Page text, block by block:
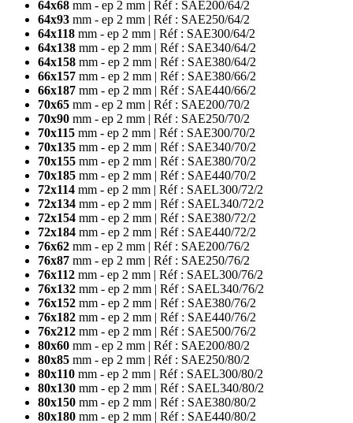
64x68 mm - ep 2 mm | Réf : SAE200/64/2
64x93 mm - ep 2 mm | Réf : SAE250/64/2
64x118 mm - ep 2 mm | Réf : SAE300/64/2
64x138 mm - ep 2 mm | Réf : SAE340/64/2
64x158 mm - ep 2 mm | Réf : SAE380/64/2
66x157 mm - ep 2 mm | Réf : SAE380/66/2
66x187 mm - ep 2 mm | Réf : SAE440/66/2
70x65 mm - ep 2 mm | Réf : SAE200/70/2
70x90 mm - ep 2 mm | Réf : SAE250/70/2
70x115 mm - ep 2 mm | Réf : SAE300/70/2
70x135 mm - ep 2 mm | Réf : SAE340/70/2
70x155 mm - ep 2 mm | Réf : SAE380/70/2
70x185 mm - ep 2 mm | Réf : SAE440/70/2
72x114 mm - ep 2 mm | Réf : SAEL300/72/2
72x134 mm - ep 2 mm | Réf : SAEL340/72/2
72x154 mm - ep 2 mm | Réf : SAE380/72/2
72x184 mm - ep 2 mm | Réf : SAE440/72/2
76x62 mm - ep 2 mm | Réf : SAE200/76/2
76x87 mm - ep 2 mm | Réf : SAE250/76/2
76x112 mm - ep 2 mm | Réf : SAEL300/76/2
76x132 mm - ep 2 mm | Réf : SAEL340/76/2
76x152 mm - ep 2 mm | Réf : SAE380/76/2
76x182 mm - ep 2 mm | Réf : SAE440/76/2
76x212 mm - ep 2 mm | Réf : SAE500/76/2
80x60 mm - ep 2 mm | Réf : SAE200/80/2
80x85 mm - ep 2 mm | Réf : SAE250/80/2
80x110 mm - ep 2 mm | Réf : SAEL300/80/2
80x130 mm - ep 2 mm | Réf : SAEL340/80/2
80x150 mm - ep 2 mm | Réf : SAE380/80/2
80x180 mm - ep 2 mm | Réf : SAE440/80/2